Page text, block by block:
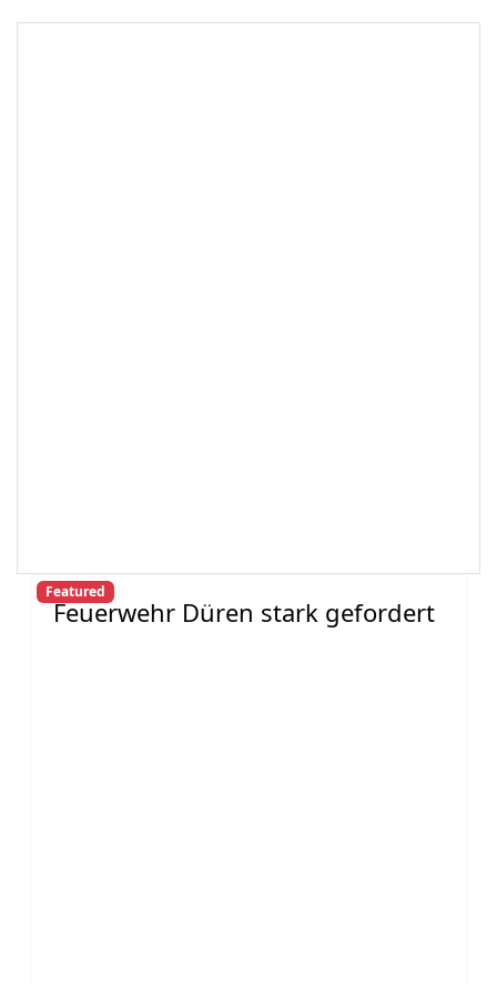
Featured
Feuerwehr Düren stark gefordert